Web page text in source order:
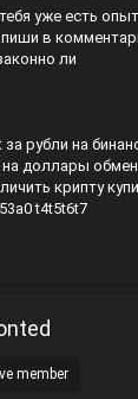
уже есть
в
ли
за рубли на
доллары
крипту
t4t5t6t7
member